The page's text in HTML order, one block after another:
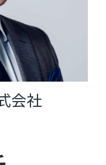
会社